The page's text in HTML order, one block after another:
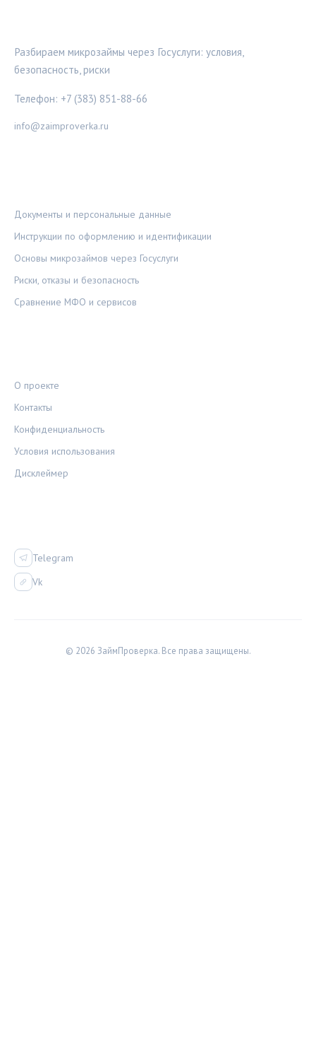
Разбираем микрозаймы через Госуслуги: условия,
безопасность, риски
Телефон: +7 (383) 851-88-66
info@zaimproverka.ru
Документы и персональные данные
Инструкции по оформлению и идентификации
Основы микрозаймов через Госуслуги
Риски, отказы и безопасность
Сравнение МФО и сервисов
О проекте
Контакты
Конфиденциальность
Условия использования
Дисклеймер
Telegram
Vk
© 2026 ЗаймПроверка. Все права защищены.